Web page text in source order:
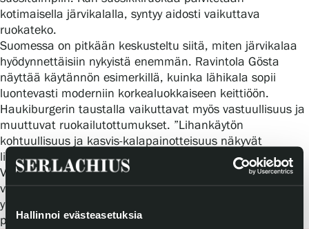
Hallinnoi evästeasetuksia
kotimaisella järvikalalla, syntyy aidosti vaikuttava
ruokateko.
Suomessa on pitkään keskusteltu siitä, miten järvikalaa
hyödynnettäisiin nykyistä enemmän. Ravintola Gösta
näyttää käytännön esimerkillä, kuinka lähikala sopii
luontevasti moderniin korkealuokkaiseen keittiöön.
Haukiburgerin taustalla vaikuttavat myös vastuullisuus ja
muuttuvat ruokailutottumukset. ”Lihankäytön
kohtuullisuus ja kasvis-kalapainotteisuus näkyvät
listamme suunnittelussa”, Tikkanen sanoo.
Valinta tuoda haukiburgeri ruokalistalle juuri kesän
vilkkaimpaan sesonkiin tekee siitä aidosti vaikuttavan
ympäristöteon – ja samalla herkullisen uuden syyn
pysähtyä Serlachiuksella Mäntässä.